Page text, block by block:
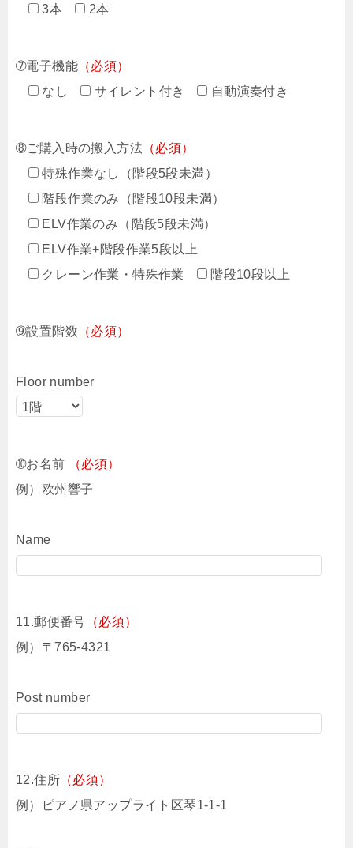
3本 2本
➆電子機能 （必須）
なし
サイレント付き 自動演奏付き
➇ご購入時の搬入方法 （必須）
特殊作業なし（階段5段未満）
階段作業のみ（階段10段未満）
ELV作業のみ（階段5段未満）
ELV作業+階段作業5段以上
クレーン作業・特殊作業
階段10段以上
➈設置階数 （必須）
Floor number
➉お名前
（必須）
例）欧州響子
Name
11.郵便番号 （必須）
例）〒765-4321
Post number
12.住所 （必須）
例）ピアノ県アップライト区琴1-1-1